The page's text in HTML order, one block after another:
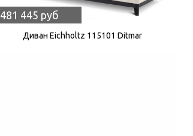
481 445 руб
Диван Eichholtz 115101 Ditmar